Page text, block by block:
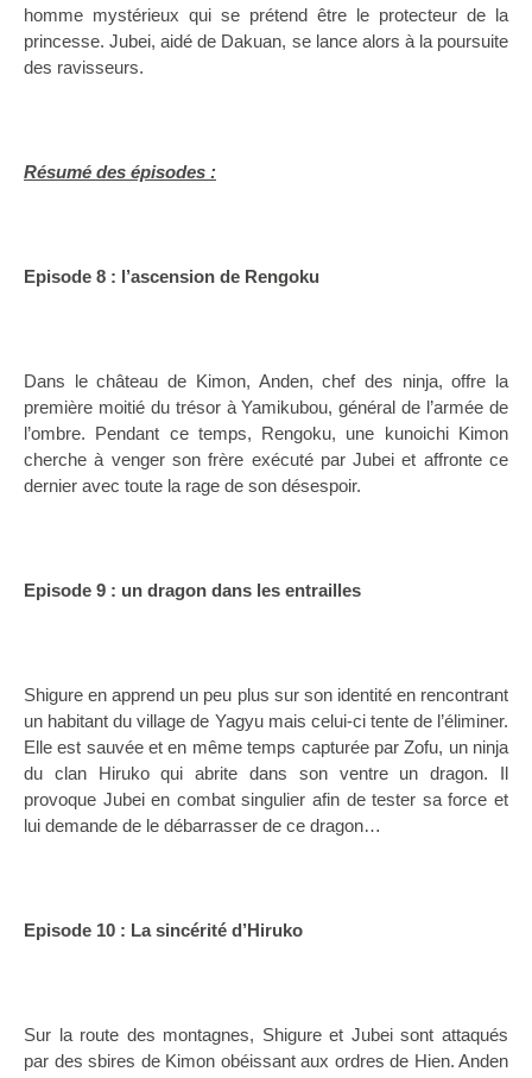
homme mystérieux qui se prétend être le protecteur de la
princesse. Jubei, aidé de Dakuan, se lance alors à la poursuite
des ravisseurs.
Résumé des épisodes :
Episode 8 : l’ascension de Rengoku
Dans le château de Kimon, Anden, chef des ninja, offre la
première moitié du trésor à Yamikubou, général de l’armée de
l’ombre. Pendant ce temps, Rengoku, une kunoichi Kimon
cherche à venger son frère exécuté par Jubei et affronte ce
dernier avec toute la rage de son désespoir.
Episode 9 : un dragon dans les entrailles
Shigure en apprend un peu plus sur son identité en rencontrant
un habitant du village de Yagyu mais celui-ci tente de l’éliminer.
Elle est sauvée et en même temps capturée par Zofu, un ninja
du clan Hiruko qui abrite dans son ventre un dragon. Il
provoque Jubei en combat singulier afin de tester sa force et
lui demande de le débarrasser de ce dragon…
Episode 10 : La sincérité d’Hiruko
Sur la route des montagnes, Shigure et Jubei sont attaqués
par des sbires de Kimon obéissant aux ordres de Hien. Anden